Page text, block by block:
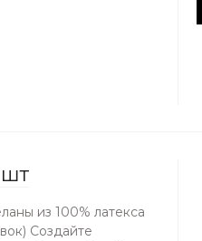
из 100% латекса
Создайте